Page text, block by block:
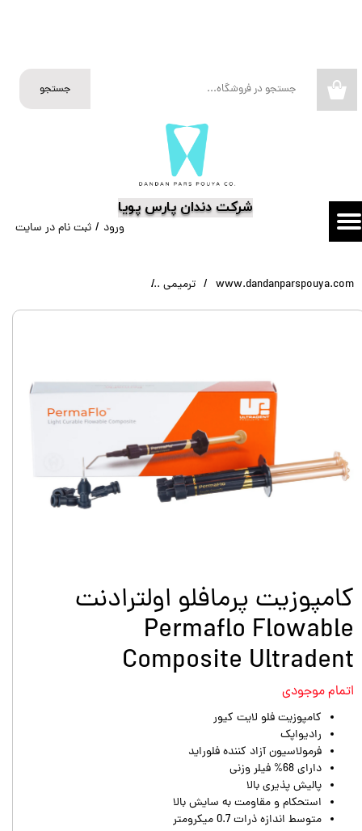
​شرکت دندان پارس پویا
جستجو
ورود / ثبت نام در سایت
تغییر گذر واژه
سفارشات
www.dandanparspouya.com ترمیمی
کامپوزیت پرمافلو اولترادنت
Permaflo Flowable
Composite Ultradent
اتمام موجودی
کامپوزیت فلو لایت کیور
رادیواپک
فرمولاسیون آزاد کننده فلوراید
دارای 68% فیلر وزنی
پالیش پذیری بالا
استحکام و مقاومت به سایش بالا
متوسط اندازه ذرات 0.7 میکرومتر